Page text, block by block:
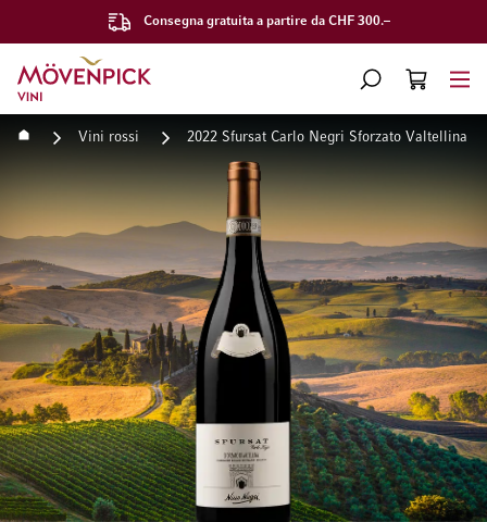
Consegna gratuita a partire da CHF 300.–
Vai alla Home Page
CERCA
CART
Home Vini rossi 2022 Sfursat Carlo Negri Sforzato Valtellina
Vai alla fine della galleria di immagini